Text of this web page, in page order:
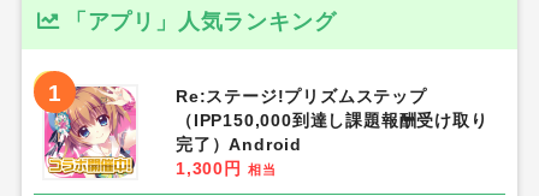
「アプリ」人気ランキング
1
Re:ステージ!プリズムステップ
（IPP150,000到達し課題報酬受け取り
完了）Android
1,300円
相当